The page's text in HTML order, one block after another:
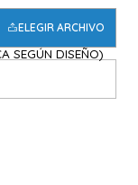
ELEGIR ARCHIVO
SEGÚN DISEÑO)